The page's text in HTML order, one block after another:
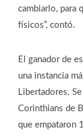
cambiarlo, para
físicos”, contó.
El ganador de
una instancia
Libertadores.
Corinthians de
que empataron